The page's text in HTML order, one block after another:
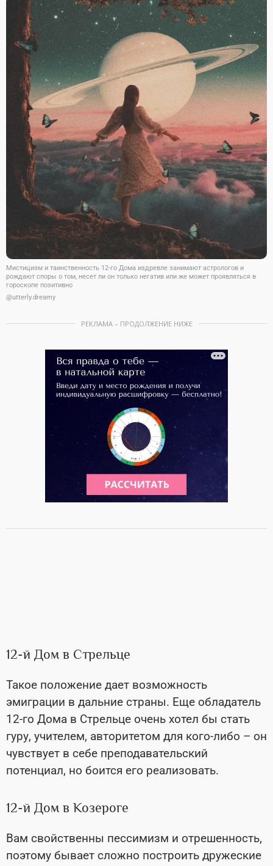
Мистицизм и таинственность 12-го Дома издревле занимают астрологов и
рождают споры о том, несет ли он только негатив или же может проявляться в
гороскопе позитивно
@utterly.dreamy
РЕКЛАМА – ПРОДОЛЖЕНИЕ НИЖЕ
12-й Дом в Стрельце
Такое положение дает возможность
эмиграции в дальние страны. Еще обладатель
12-го Дома в Стрельце очень хотел бы стать
гуру, учителем, авторитетом для кого-либо – он
чувствует в себе преподавательский
потенциал, но боится его реализовать.
12-й Дом в Козероге
Вам свойственны пессимизм и отрешенность,
поэтому бывает сложно построить дружеские